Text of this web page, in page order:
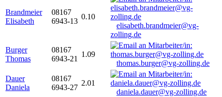
Brandmeier
Elisabeth
08167
6943-13
0.10
elisabeth.brandmeier@vg-
zolling.de
Burger
Thomas
08167
6943-21
1.09
thomas.burger@vg-zolling.de
Dauer
Daniela
08167
6943-27
2.01
daniela.dauer@vg-zolling.de